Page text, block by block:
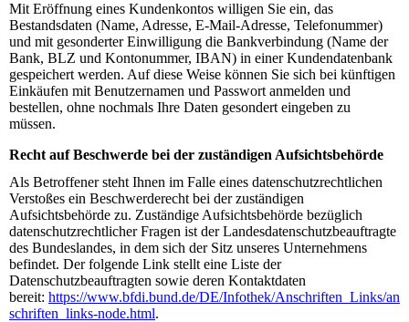
Mit Eröffnung eines Kundenkontos willigen Sie ein, das
Bestandsdaten (Name, Adresse, E-Mail-Adresse, Telefonummer)
und mit gesonderter Einwilligung die Bankverbindung (Name der
Bank, BLZ und Kontonummer, IBAN) in einer Kundendatenbank
gespeichert werden. Auf diese Weise können Sie sich bei künftigen
Einkäufen mit Benutzernamen und Passwort anmelden und
bestellen, ohne nochmals Ihre Daten gesondert eingeben zu
müssen.
Recht auf Beschwerde bei der zuständigen Aufsichtsbehörde
Als Betroffener steht Ihnen im Falle eines datenschutzrechtlichen
Verstoßes ein Beschwerderecht bei der zuständigen
Aufsichtsbehörde zu. Zuständige Aufsichtsbehörde bezüglich
datenschutzrechtlicher Fragen ist der Landesdatenschutzbeauftragte
des Bundeslandes, in dem sich der Sitz unseres Unternehmens
befindet. Der folgende Link stellt eine Liste der
Datenschutzbeauftragten sowie deren Kontaktdaten
bereit: https://www.bfdi.bund.de/DE/Infothek/Anschriften_Links/an
schriften_links-node.html.